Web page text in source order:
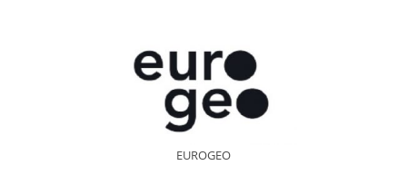
EUROGEO